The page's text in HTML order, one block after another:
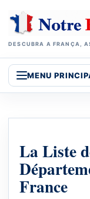
DESCUBRA A FRANÇA,
MENU
La Liste
France